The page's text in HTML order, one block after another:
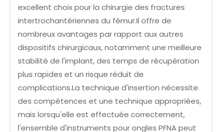
excellent choix pour la chirurgie des fractures
intertrochantériennes du fémur.Il offre de
nombreux avantages par rapport aux autres
dispositifs chirurgicaux, notamment une meilleure
stabilité de l'implant, des temps de récupération
plus rapides et un risque réduit de
complications.La technique d'insertion nécessite
des compétences et une technique appropriées,
mais lorsqu'elle est effectuée correctement,
l'ensemble d'instruments pour ongles PFNA peut